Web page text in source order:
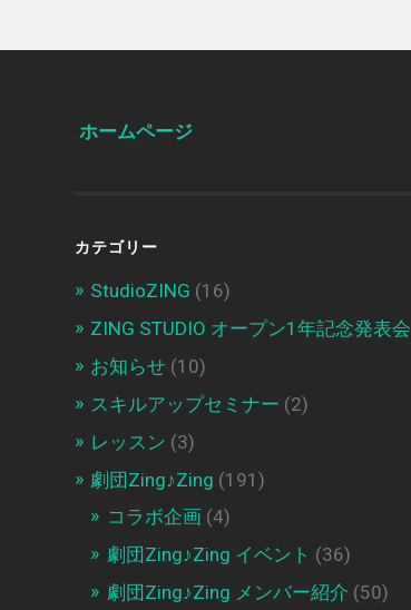
ホームページ
カテゴリー
StudioZING (16)
ZING STUDIO オープン1年記念発表会
お知らせ (10)
スキルアップセミナー (2)
レッスン (3)
劇団Zing♪Zing (191)
コラボ企画 (4)
劇団Zing♪Zing イベント (36)
劇団Zing♪Zing メンバー紹介 (50)